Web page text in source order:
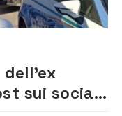
sui social: